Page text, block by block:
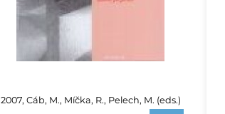
2007, Cáb, M., Míčka, R., Pelech, M. (eds.)